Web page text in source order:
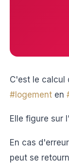
C'est le calcul
#logement en
Elle figure sur
En cas
peut se